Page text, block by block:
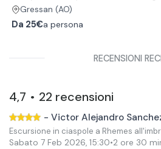
Gressan (AO)
Da 25€a persona
RECENSIONI
4,7 • 22 recensioni
- Victor Alejandro
Escursione in ciaspole a Rhemes
Sabato 7 Feb 2026, 15:30•2 ore 30